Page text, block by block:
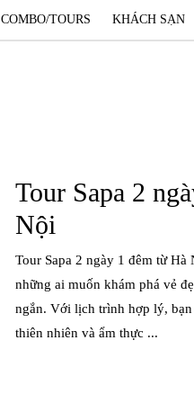
COMBO/TOURS KHÁCH SẠN
Tour Sapa 2
Nội
Sapa
2
ngày
Tour Sapa 2 ngày 1 đêm từ Hà Nội là lựa chọn hoàn hảo cho
những ai muốn khám phá vẻ
ngắn. Với lịch trình hợp lý,
thiên nhiên và ẩm thực ...